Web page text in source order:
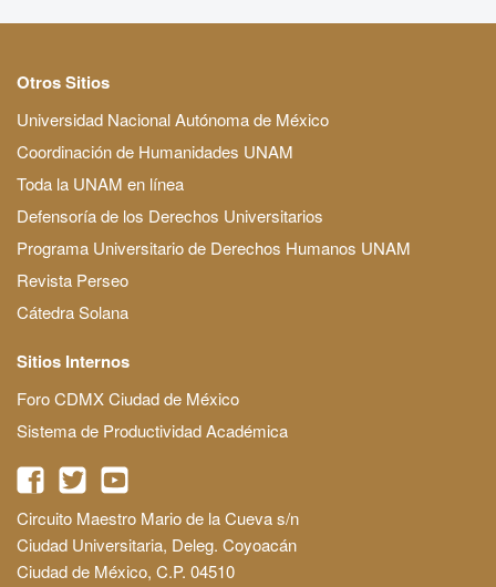
Otros Sitios
Universidad Nacional Autónoma de México
Coordinación de Humanidades UNAM
Toda la UNAM en línea
Defensoría de los Derechos Universitarios
Programa Universitario de Derechos Humanos UNAM
Revista Perseo
Cátedra Solana
Sitios Internos
Foro CDMX Ciudad de México
Sistema de Productividad Académica
Circuito Maestro Mario de la Cueva s/n
Ciudad Universitaria, Deleg. Coyoacán
Ciudad de México, C.P. 04510